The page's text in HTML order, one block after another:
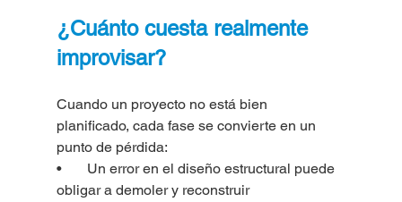
¿Cuánto cuesta realmente
improvisar?
Cuando un proyecto no está bien
planificado, cada fase se convierte en un
punto de pérdida:
•       Un error en el diseño estructural puede
obligar a demoler y reconstruir